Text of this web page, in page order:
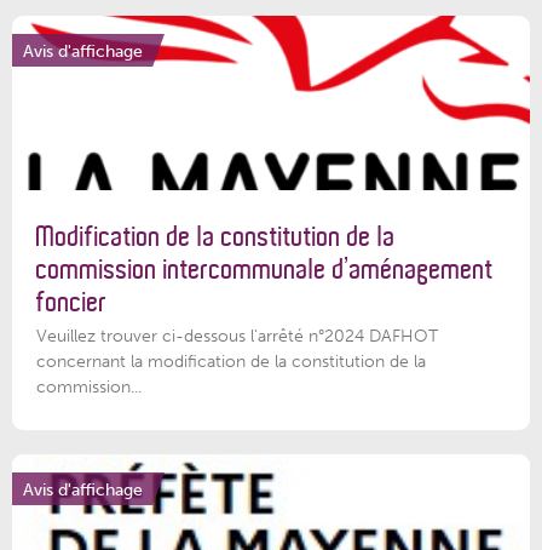
Avis d'affichage
Modification de la constitution de la
commission intercommunale d’aménagement
foncier
Veuillez trouver ci-dessous l'arrêté n°2024 DAFHOT
concernant la modification de la constitution de la
commission...
Avis d'affichage